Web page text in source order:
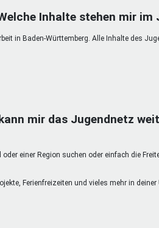
SMpfau (SMV)
SMV im Kultusportal
Inhalte stehen mir
in Baden-Württemberg. Alle Inhalte des
mir das Jugendnetz
einer Region suchen oder einfach die
Ferienfreizeiten und vieles mehr in deiner